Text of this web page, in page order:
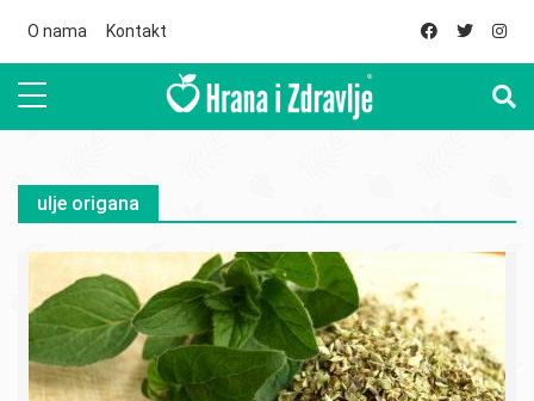
O nama Kontakt
ulje origana